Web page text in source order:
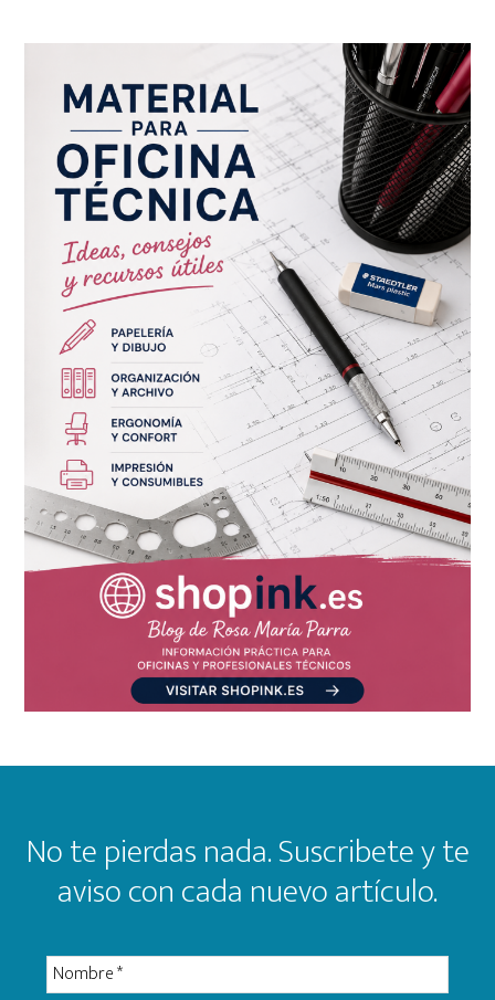
Footer
No te pierdas nada. Suscribete y te
aviso con cada nuevo artículo.